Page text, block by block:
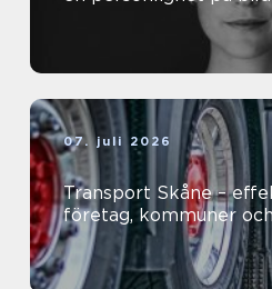
07. juli 2026
Transport Skåne –
företag, kommuner